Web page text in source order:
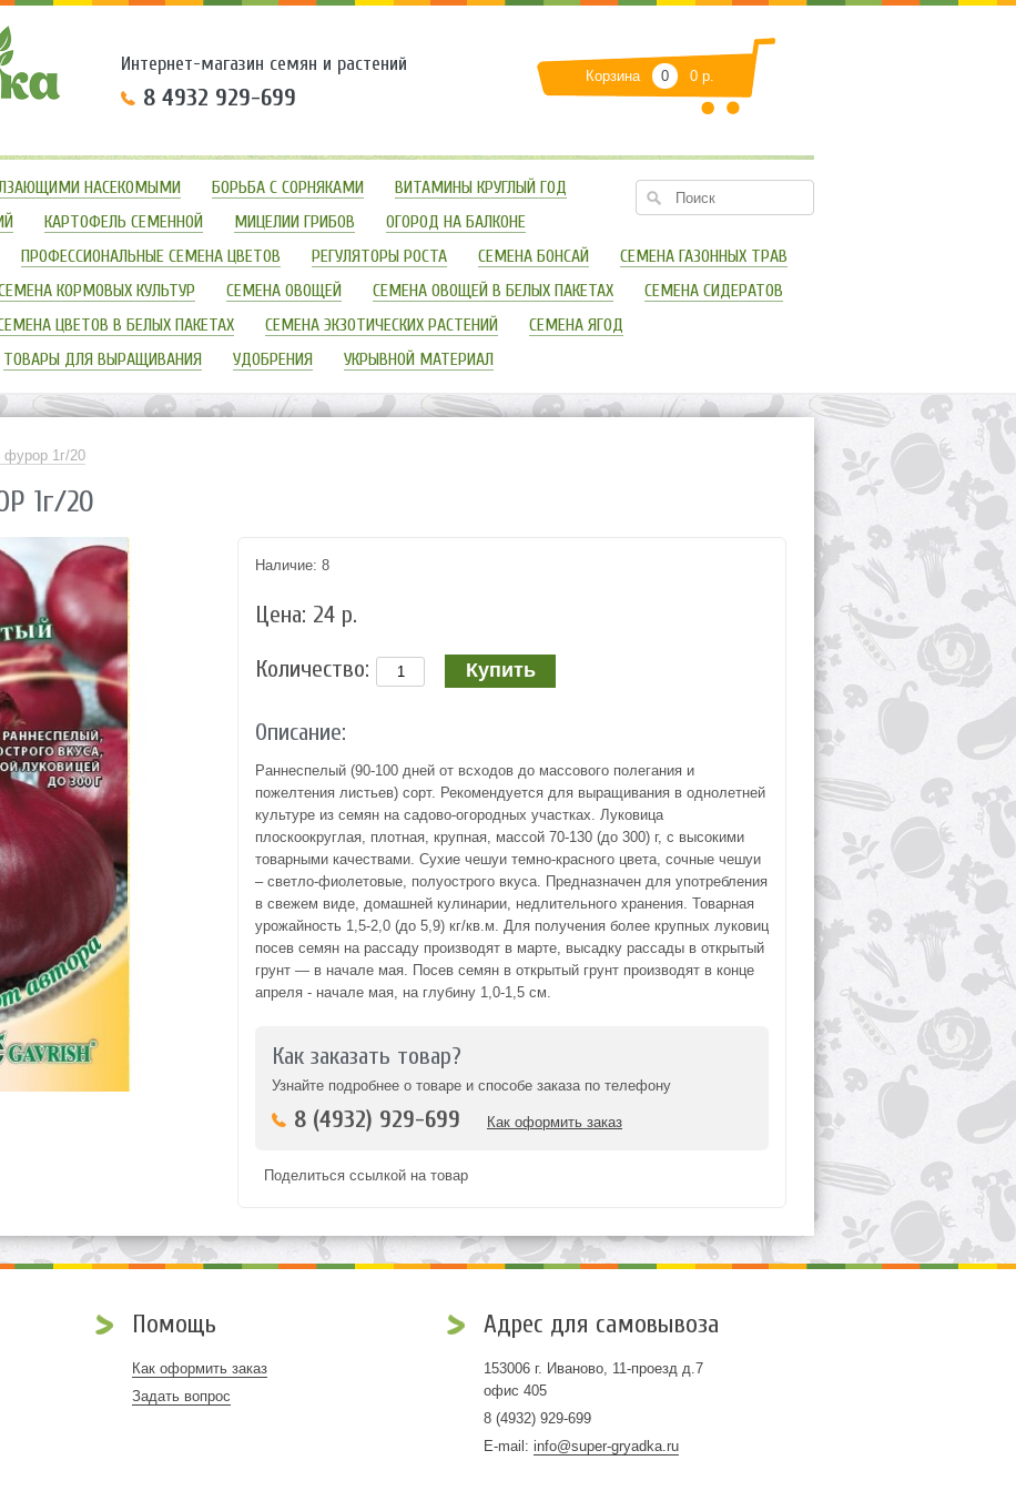
Интернет-магазин семян и растений
8 4932 929-699
Корзина 0 0 р.
НАСЕКОМЫМИ БОРЬБА С СОРНЯКАМИ
ВИТАМИНЫ КРУГЛЫЙ ГОД
КАРТОФЕЛЬ СЕМЕННОЙ МИЦЕЛИИ ГРИБОВ
ОГОРОД НА БАЛКОНЕ
ПРОФЕССИОНАЛЬНЫЕ СЕМЕНА ЦВЕТОВ РЕГУЛЯТОРЫ РОСТА СЕМЕНА БОНСАЙ
СЕМЕНА ГАЗОННЫХ ТРАВ
КОРМОВЫХ КУЛЬТУР СЕМЕНА ОВОЩЕЙ СЕМЕНА ОВОЩЕЙ В БЕЛЫХ ПАКЕТАХ
СЕМЕНА СИДЕРАТОВ
ЦВЕТОВ В БЕЛЫХ ПАКЕТАХ СЕМЕНА ЭКЗОТИЧЕСКИХ РАСТЕНИЙ
СЕМЕНА ЯГОД
ТОВАРЫ ДЛЯ ВЫРАЩИВАНИЯ УДОБРЕНИЯ УКРЫВНОЙ МАТЕРИАЛ
фурор 1г/20
1г/20
Наличие: 8
Цена: 24 р.
Количество:
Описание:
Раннеспелый (90-100 дней от всходов до массового полегания и
пожелтения листьев) сорт. Рекомендуется для выращивания в однолетней
культуре из семян на садово-огородных участках. Луковица
плоскоокруглая, плотная, крупная, массой 70-130 (до 300) г, с высокими
товарными качествами. Сухие чешуи темно-красного цвета, сочные чешуи
– светло-фиолетовые, полуострого вкуса. Предназначен для употребления
в свежем виде, домашней кулинарии, недлительного хранения. Товарная
урожайность 1,5-2,0 (до 5,9) кг/кв.м. Для получения более крупных луковиц
посев семян на рассаду производят в марте, высадку рассады в открытый
грунт — в начале мая. Посев семян в открытый грунт производят в конце
апреля - начале мая, на глубину 1,0-1,5 см.
Как заказать товар?
Узнайте подробнее о товаре и способе заказа по телефону
8 (4932) 929-699 Как оформить заказ
Поделиться ссылкой на товар
Помощь
Как оформить заказ
Задать вопрос
Адрес для самовывоза
153006 г. Иваново, 11-проезд д.7
офис 405
8 (4932) 929-699
E-mail: info@super-gryadka.ru